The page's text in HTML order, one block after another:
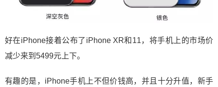
好在iPhone接着公布了iPhone XR和11，将手机上的市场价
减少来到5499元上下。
有趣的是，iPhone手机上不但价钱高，并且十分升值，新手